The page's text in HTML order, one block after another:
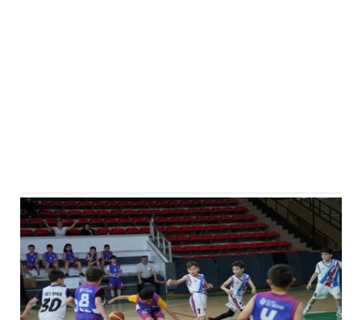
Yazarlar
Künye
İletişim
A24 SOSYAL MEDYA